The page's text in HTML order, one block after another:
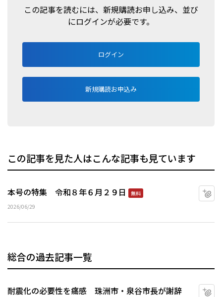
この記事を読むには、新規購読お申し込み、並び
にログインが必要です。
ログイン
新規購読お申込み
この記事を見た人はこんな記事も見ています
本号の特集 令和８年６月２９日
無料
2026/06/29
総合の過去記事一覧
耐震化の必要性を痛感 珠洲市・泉谷市長が謝辞